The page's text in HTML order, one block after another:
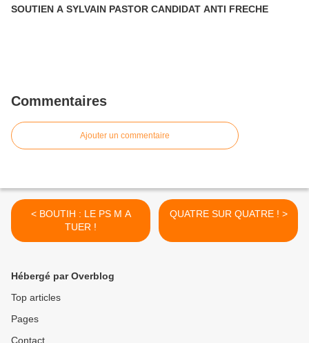
SOUTIEN A SYLVAIN PASTOR CANDIDAT ANTI FRECHE
Commentaires
Ajouter un commentaire
< BOUTIH : LE PS M A
TUER !
QUATRE SUR QUATRE ! >
Hébergé par Overblog
Top articles
Pages
Contact